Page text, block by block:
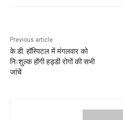
Previous article
के.डी. हॉस्पिटल में मंगलवार को
निःशुल्क होंगी हड्डी रोगों की सभी
जांचें